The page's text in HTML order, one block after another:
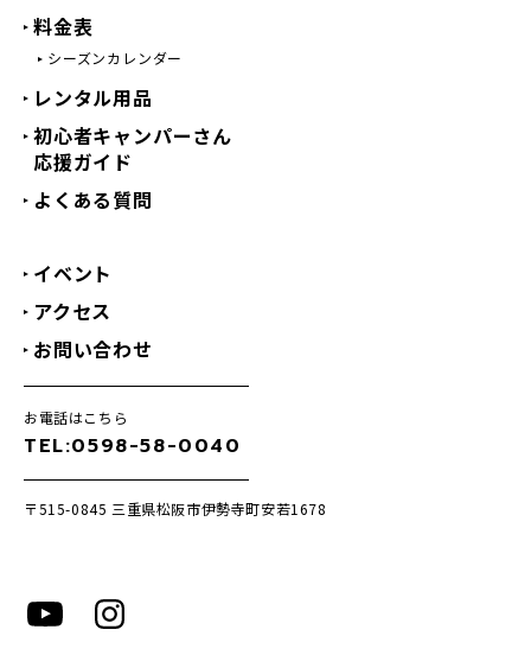
料金表
シーズンカレンダー
レンタル用品
初心者キャンパーさん
応援ガイド
よくある質問
イベント
アクセス
お問い合わせ
お電話はこちら
TEL:0598-58-0040
〒515-0845 三重県松阪市伊勢寺町安若1678